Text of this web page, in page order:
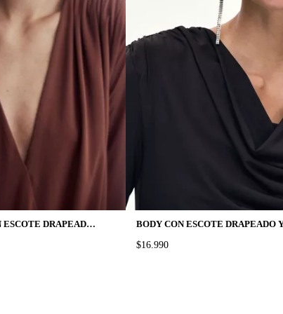
BODY COLALESS CON ESCOTE DRAPEADO EN V
PRICE:
$16.990